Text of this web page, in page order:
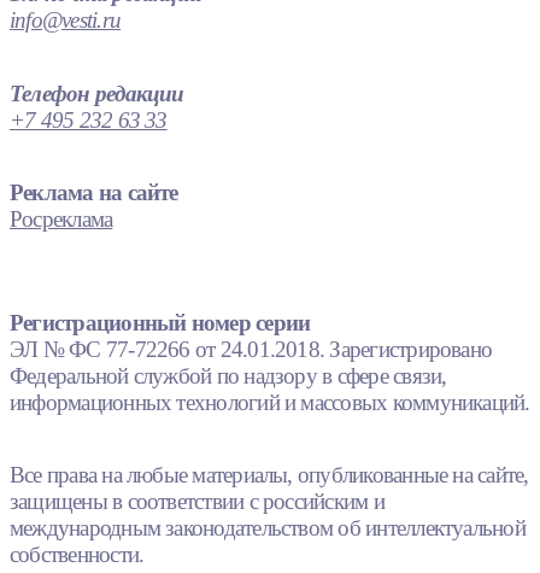
info@vesti.ru
Телефон редакции
+7 495 232 63 33
Реклама на сайте
Росреклама
Регистрационный номер серии
ЭЛ № ФС 77-72266 от 24.01.2018. Зарегистрировано
Федеральной службой по надзору в сфере связи,
информационных технологий и массовых коммуникаций.
Все права на любые материалы, опубликованные на сайте,
защищены в соответствии с российским и
международным законодательством об интеллектуальной
собственности.